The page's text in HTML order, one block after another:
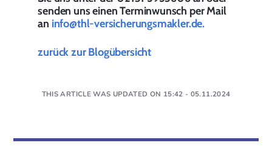
senden uns einen Terminwunsch per Mail
an info@thl-versicherungsmakler.de.
zurück zur Blogübersicht
THIS ARTICLE WAS UPDATED ON 15:42 - 05.11.2024